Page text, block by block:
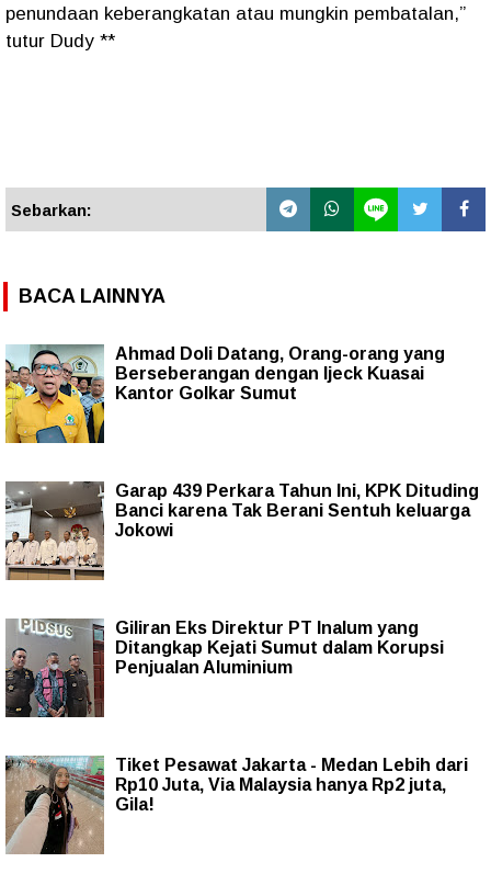
penundaan keberangkatan atau mungkin pembatalan,”
tutur Dudy **
Sebarkan:
BACA LAINNYA
Ahmad Doli Datang, Orang-orang yang
Berseberangan dengan Ijeck Kuasai
Kantor Golkar Sumut
Garap 439 Perkara Tahun Ini, KPK Dituding
Banci karena Tak Berani Sentuh keluarga
Jokowi
Giliran Eks Direktur PT Inalum yang
Ditangkap Kejati Sumut dalam Korupsi
Penjualan Aluminium
Tiket Pesawat Jakarta - Medan Lebih dari
Rp10 Juta, Via Malaysia hanya Rp2 juta,
Gila!